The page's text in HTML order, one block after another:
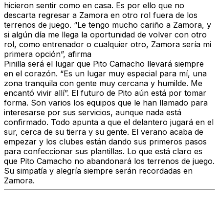
hicieron sentir como en casa. Es por ello que no
descarta regresar a Zamora en otro rol fuera de los
terrenos de juego. “Le tengo mucho cariño a Zamora, y
si algún día me llega la oportunidad de volver con otro
rol, como entrenador o cualquier otro, Zamora sería mi
primera opción”, afirma
Pinilla será el lugar que Pito Camacho llevará siempre
en el corazón. “Es un lugar muy especial para mí, una
zona tranquila con gente muy cercana y humilde. Me
encantó vivir allí”. El futuro de Pito aún está por tomar
forma. Son varios los equipos que le han llamado para
interesarse por sus servicios, aunque nada está
confirmado. Todo apunta a que el delantero jugará en el
sur, cerca de su tierra y su gente. El verano acaba de
empezar y los clubes están dando sus primeros pasos
para confeccionar sus plantillas. Lo que está claro es
que Pito Camacho no abandonará los terrenos de juego.
Su simpatía y alegría siempre serán recordadas en
Zamora.